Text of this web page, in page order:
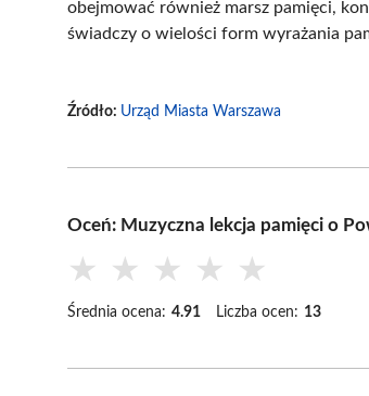
obejmować również marsz pamięci,
świadczy o wielości form wyrażania
Źródło: Urząd Miasta Warszawa
Oceń: Muzyczna lekcja pamięci o
★ ★ ★ ★ ★
Średnia ocena: 4.91 Liczba ocen: 13